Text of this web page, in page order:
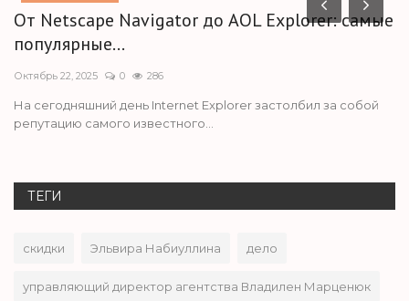
От Netscape Navigator до AOL Explorer: самые
популярные...
Октябрь 22, 2025 0 286
На сегодняшний день Internet Explorer застолбил за собой
репутацию самого известного...
ТЕГИ
скидки Эльвира Набиуллина дело
управляющий директор агентства Владилен Марценюк